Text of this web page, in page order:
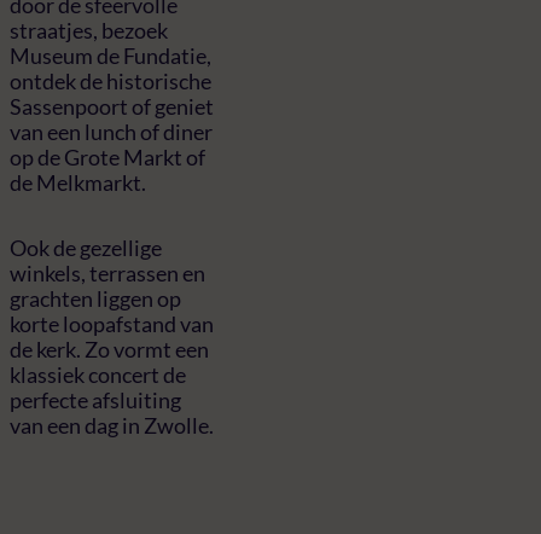
straatjes, bezoek
Museum de Fundatie,
ontdek de historische
Sassenpoort of geniet
van een lunch of diner
op de Grote Markt of
de Melkmarkt.
Ook de gezellige
winkels, terrassen en
grachten liggen op
korte loopafstand van
de kerk. Zo vormt een
klassiek concert de
perfecte afsluiting
van een dag in Zwolle.